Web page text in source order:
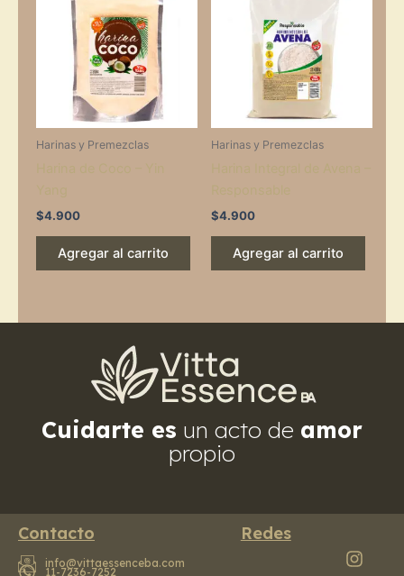
Harinas y Premezclas
$4.900
Agregar al carrito
Harinas y Premezclas
$4.900
Agregar al carrito
Cuidarte es un acto de amor
propio
Contacto
info@vittaessenceba.com
11-7236-7252
Redes